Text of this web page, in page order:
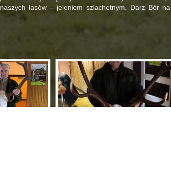
lasów – jeleniem szlachetnym. Darz Bór